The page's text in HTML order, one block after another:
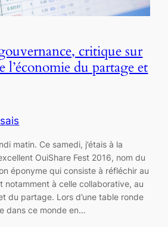
critique sur
l’économie du partage et
matin. Ce samedi, j’étais à la
OuiShare Fest 2016, nom du
éponyme qui consiste à réfléchir au
notamment à celle collaborative, au
du partage. Lors d’une table ronde
dans ce monde en…